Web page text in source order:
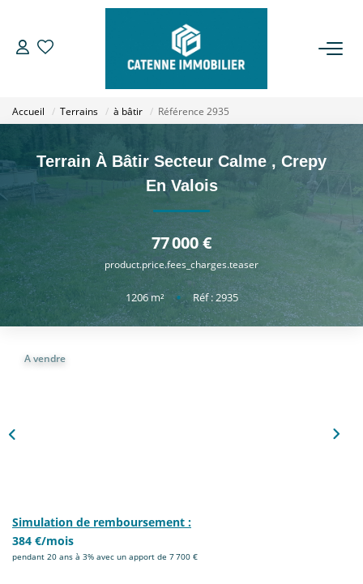
LOUER
ESTIMER
GESTION
NOTRE AGENCE
Qui Sommes Nous
Accueil Terrains à bâtir Référence 2935
Terrain À Bâtir Secteur Calme , Crepy
En Valois
77 000 €
product.price.fees_charges.teaser
1206m² • Réf : 2935
A vendre
Simulation de remboursement :
384 €/mois
pendant 20 ans à 3% avec un apport de 7 700 €